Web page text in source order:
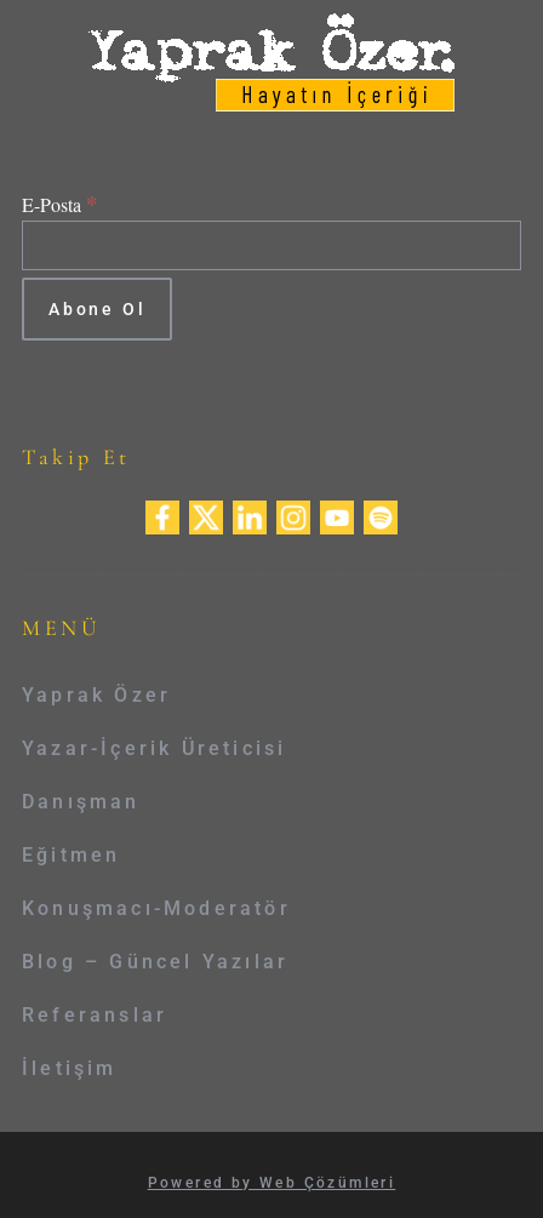
E-Posta *
Takip Et
MENÜ
Yaprak Özer
Yazar-İçerik Üreticisi
Danışman
Eğitmen
Konuşmacı-Moderatör
Blog – Güncel Yazılar
Referanslar
İletişim
Powered by Web Çözümleri